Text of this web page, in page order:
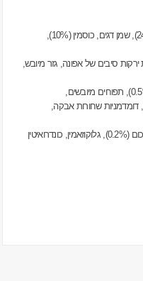
דג בקלה טרי (25%), דג בקלה מיובש (24%), שמן דגים, כוסמין (10%),
סיבים של אפונה, גזר מיובש,
רימון, אבקת תרד, פסיליום (0.3%), דומדמניות שחורות אבקה,
נתרן כלורי, שמרי בירה מיובשת, שורש כורכום (0.2%), גלוקוזאמין, כונדרואיטין